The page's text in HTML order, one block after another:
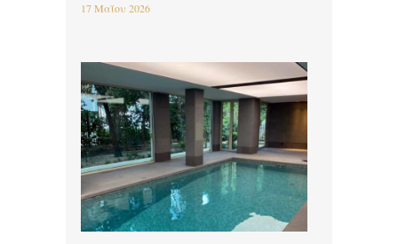
17 Μαΐου 2026